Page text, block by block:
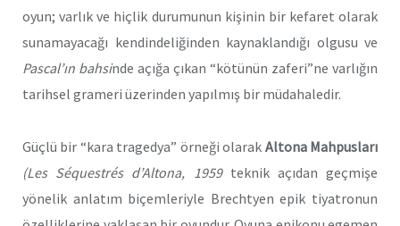
oyun; varlık ve hiçlik durumunun kişinin bir kefaret olarak
sunamayacağı kendindeliğinden kaynaklandığı olgusu ve
Pascal’ın bahsinde açığa çıkan “kötünün zaferi”ne varlığın
tarihsel grameri üzerinden yapılmış bir müdahaledir.
Güçlü bir “kara tragedya” örneği olarak Altona Mahpusları
(Les Séquestrés d’Altona, 1959teknik açıdan geçmişe
yönelik anlatım biçemleriyle Brechtyen epik tiyatronun